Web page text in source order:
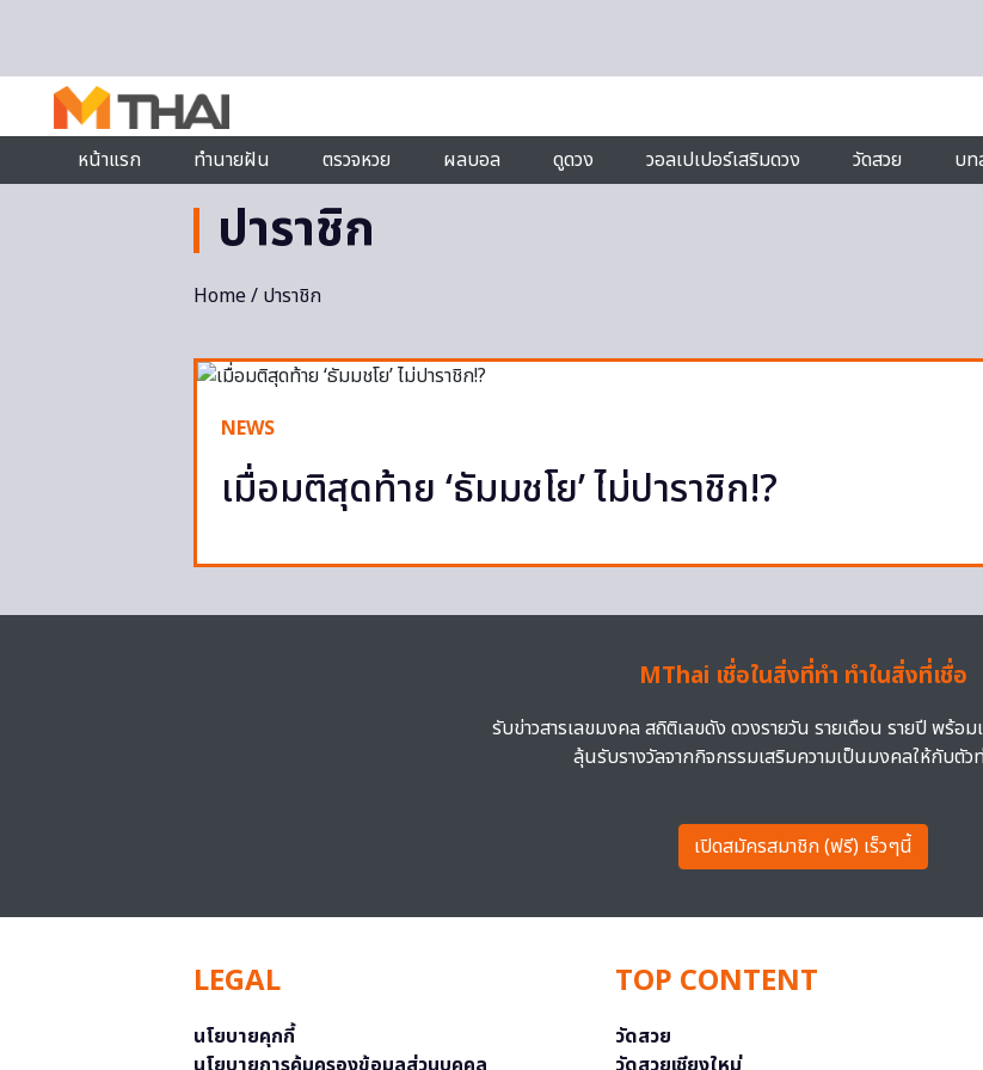
หน้าแรก
ทำนายฝัน ตรวจหวย ผลบอล ดูดวง วอลเปเปอร์เสริมดวง วัดสวย บท
ปาราชิก
Home/ ปาราชิก
NEWS
เมื่อมติสุดท้าย ‘ธัมมชโย’ ไม่ปาราชิก!?
MThai เชื่อในสิ่งที่ทำ ทำในสิ่งที่เชื่อ
รับข่าวสารเลขมงคล สถิติเลขดัง ดวงรายวัน รายเดือน รายปี พร้อม
ลุ้นรับรางวัลจากกิจกรรมเสริมความเป็นมงคลให้กับตัว
เปิดสมัครสมาชิก (ฟรี) เร็วๆนี้
LEGAL
นโยบายคุกกี้
TOP CONTENT
วัดสวย